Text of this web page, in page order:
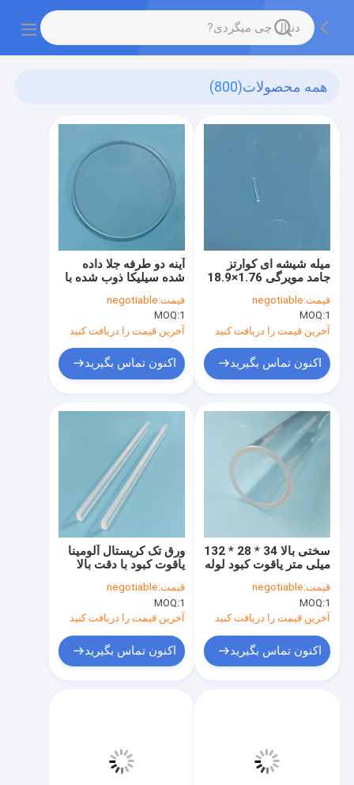
همه محصولات(800)
آینه دو طرفه جلا داده
شده سیلیکا ذوب شده با
سفارشی T5
قیمت:negotiable
MOQ:1
آخرین قیمت را دریافت کنید
اکنون تماس بگیرید
میله شیشه ای کوارتز
جامد مویرگی 1.76×18.9
خلوص بالا
قیمت:negotiable
MOQ:1
آخرین قیمت را دریافت کنید
اکنون تماس بگیرید
ورق تک کریستال آلومینا
یاقوت کبود با دقت بالا
سفارشی
قیمت:negotiable
MOQ:1
آخرین قیمت را دریافت کنید
اکنون تماس بگیرید
سختی بالا 34 * 28 * 132
میلی متر یاقوت کبود لوله
درجه حرارت بالا
قیمت:negotiable
MOQ:1
آخرین قیمت را دریافت کنید
اکنون تماس بگیرید